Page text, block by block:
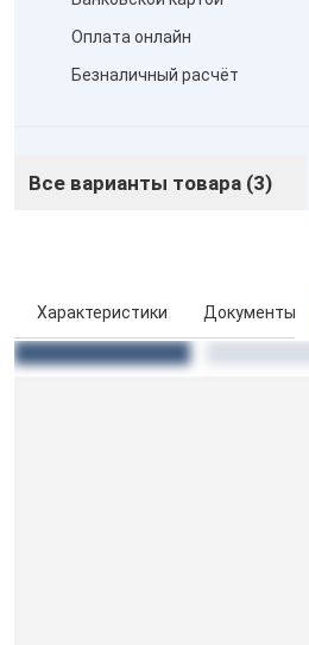
Оплата онлайн
Безналичный расчёт
Все варианты товара (3)
Характеристики Документы